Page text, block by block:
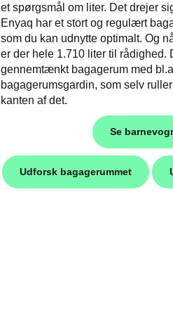
et spørgsmål om liter. Det drejer
Enyaq har et stort og regulært
som du kan udnytte optimalt. Og
er der hele 1.710 liter til rådighed.
gennemtænkt bagagerum med
bagagerumsgardin, som selv
kanten af det.
Se
Udforsk bagagerummet